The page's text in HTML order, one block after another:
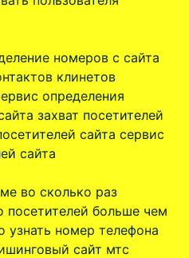
номеров с сайта
клинетов
определения
захват посетителей
сайта сервис
сайта
во сколько раз
посетителей больше чем
узнать номер телефона
сайт мтс